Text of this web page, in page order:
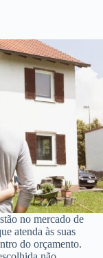
no mercado de
atenda às suas
do orçamento.